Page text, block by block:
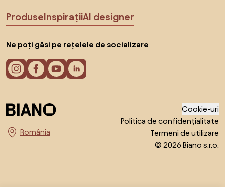
ProduseInspirațiiAI designer
Ne poți găsi pe rețelele de socializare
Alege țara
Cookie-uri
Politica de confidențialitate
Termeni de utilizare
© 2026 Biano s.r.o.